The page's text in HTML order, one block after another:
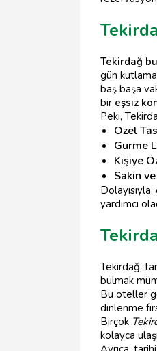
Tekirdağ
gün
baş başa
bir eşsiz
Peki,
Özel
Gurme
Kişiye
Sakin
yardımcı
Tekirdağ,
bulmak
Bu oteller
dinlenme
Birçok
kolayca